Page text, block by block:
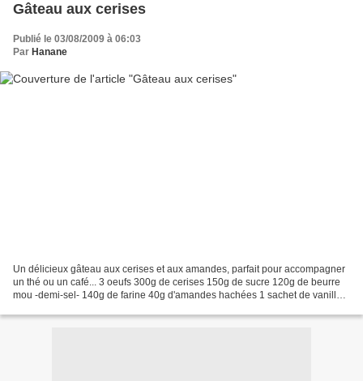
Gâteau aux cerises
Publié le 03/08/2009 à 06:03
Par Hanane
Un délicieux gâteau aux cerises et aux amandes, parfait pour accompagner
un thé ou un café... 3 oeufs 300g de cerises 150g de sucre 120g de beurre
mou -demi-sel- 140g de farine 40g d'amandes hachées 1 sachet de vanille 1